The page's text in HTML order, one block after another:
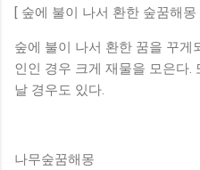
[ 숲에 불이 나서 환한 숲꿈해몽
숲에 불이 나서 환한 꿈을 꾸게
인인 경우 크게 재물을 모은다.
날 경우도 있다.
나무숲꿈해몽